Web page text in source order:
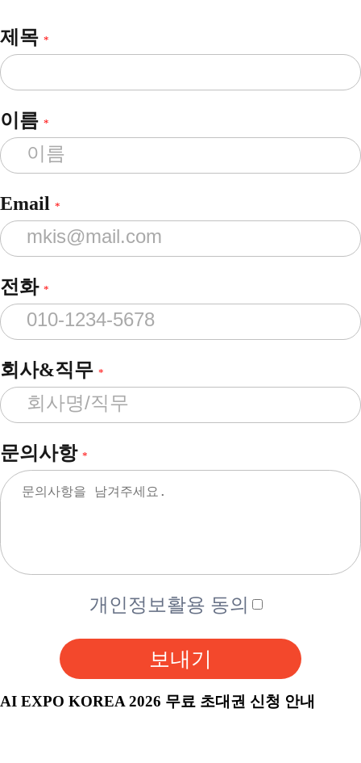
제목 *
이름 *
Email *
전화 *
회사&직무 *
문의사항 *
개인정보활용 동의
보내기
AI EXPO KOREA 2026 무료 초대권 신청 안내